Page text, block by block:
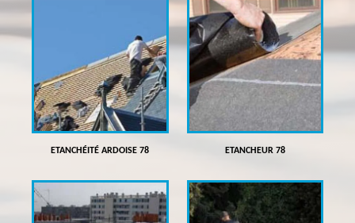
ETANCHÉITÉ ARDOISE 78 ETANCHEUR 78